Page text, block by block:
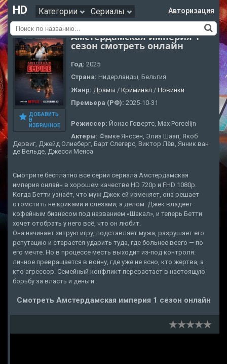
HD Категории Сериалы Авторизация
ДОБАВИТЬ
В
ИЗБРАННОЕ
Амстердамская империя 1
сезон смотреть онлайн
Год: 2025
Страна: Нидерланды, Бельгия
Жанр: Драмы / Криминал / Новинки
Премьера (РФ): 2025-10-31
Режиссер: Йонас Говертс, Max Porcelijn
Актеры: Фамке Янссен, Элиз Шаап, Якоб
Дервиг, Джейд Олиеберг, Барт Слегерс, Виктор Лёв, Янник ван
де Вельде, Джесси Менса
Смотрите бесплатно все серии сериала Амстердамская
империя онлайн в хорошем качестве HD 720p и FHD 1080p.
Когда Бетти узнаёт, что муж Джек ей изменяет, она решает
отомстить не криками и слезами, а делом. Джек владеет
кофейным бизнесом под названием «Шакал», и теперь Бетти
хочет отобрать у него всё, что он любит.
Она начинает хитрую игру, подставляет мужа, разрушает его
репутацию и старается ударить туда, где больнее всего — по
его мечте. Но в процессе месть выходит из-под контроля:
личное превращается в войну, где уже не ясно, кто жертва, а
кто агрессор. Семейный конфликт перерастает в настоящую
борьбу за власть и деньги.
Смотреть Амстердамская империя 1 сезон онлайн